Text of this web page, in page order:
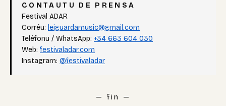
CONTAUTU DE PRENSA
Festival ADAR
Corréu: leiguardamusic@gmail.com
Teléfonu / WhatsApp: +34 663 604 030
Web: festivaladar.com
Instagram: @festivaladar
— fin —